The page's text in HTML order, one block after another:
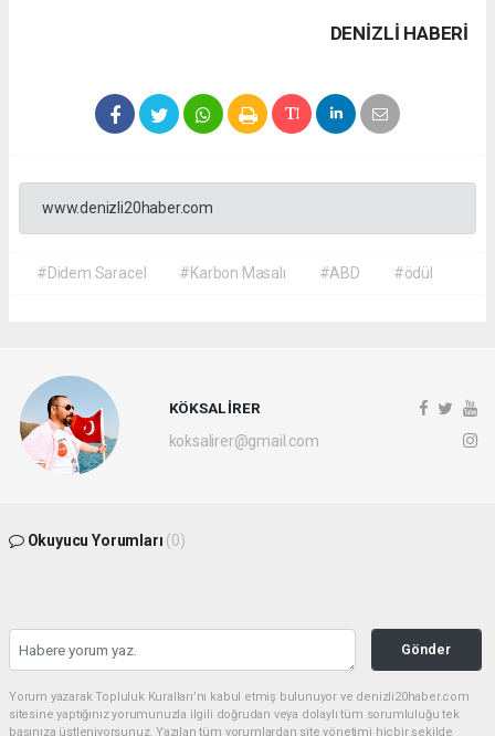
DENIZLI HABERİ
www.denizli20haber.com
#Didem Saracel #Karbon Masalı #ABD #ödül
KÖKSAL İRER
koksalirer@gmail.com
Okuyucu Yorumları (0)
Gönder
Yorum yazarak Topluluk Kuralları’nı kabul etmiş bulunuyor ve denizli20haber.com
sitesine yaptığınız yorumunuzla ilgili doğrudan veya dolaylı tüm sorumluluğu tek
başınıza üstleniyorsunuz. Yazılan tüm yorumlardan site yönetimi hiçbir şekilde